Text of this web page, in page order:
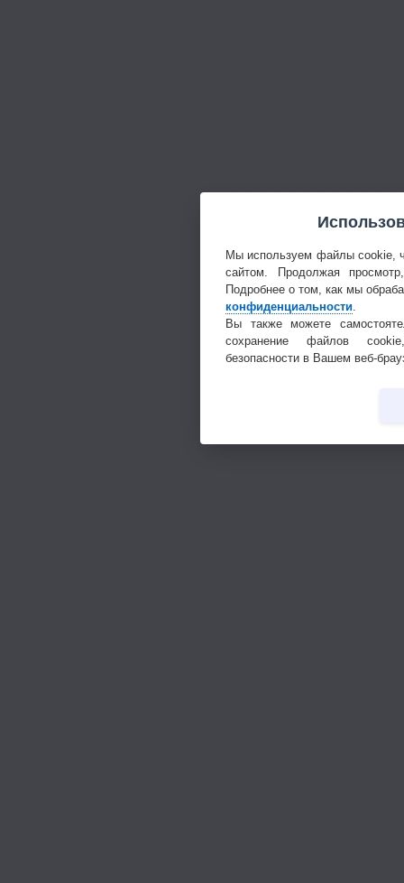
Мы используем файлы cookie,
сайтом. Продолжая
Подробнее о том, как мы
конфиденциальности
Вы также можете
сохранение файлов
безопасности в Вашем веб-